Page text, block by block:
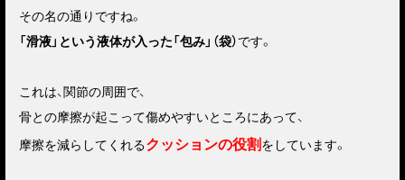
その名の通りですね。
「滑液」という液体が入った「包み」（袋）です。
これは、関節の周囲で、
骨との摩擦が起こって傷めやすいところにあって、
摩擦を減らしてくれるクッションの役割をしています。